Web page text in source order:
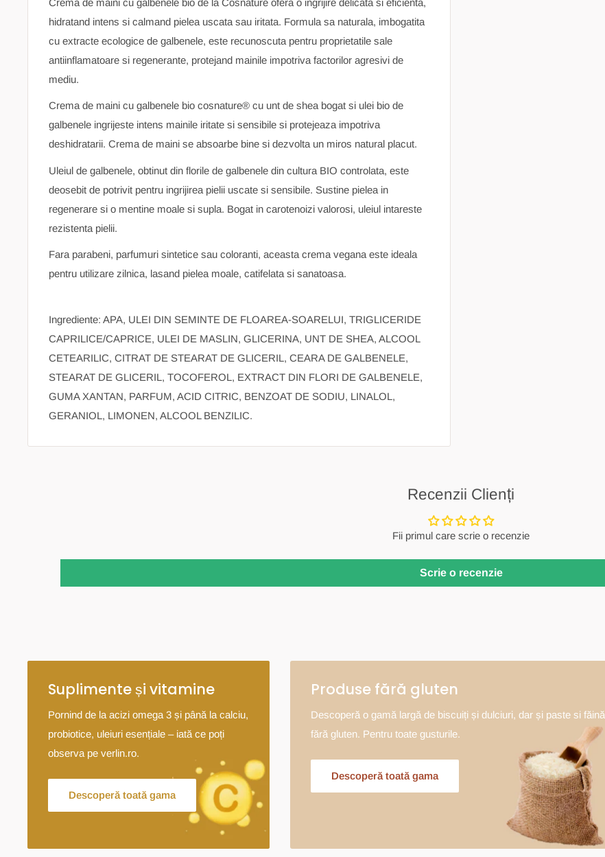
Crema de maini cu galbenele bio de la Cosnature ofera o ingrijire delicata si eficienta,
hidratand intens si calmand pielea uscata sau iritata. Formula sa naturala, imbogatita
cu extracte ecologice de galbenele, este recunoscuta pentru proprietatile sale
antiinflamatoare si regenerante, protejand mainile impotriva factorilor agresivi de
mediu.
Crema de maini cu galbenele bio cosnature® cu unt de shea bogat si ulei bio de
galbenele ingrijeste intens mainile iritate si sensibile si protejeaza impotriva
deshidratarii. Crema de maini se absoarbe bine si dezvolta un miros natural placut.
Uleiul de galbenele, obtinut din florile de galbenele din cultura BIO controlata, este
deosebit de potrivit pentru ingrijirea pielii uscate si sensibile. Sustine pielea in
regenerare si o mentine moale si supla. Bogat in carotenoizi valorosi, uleiul intareste
rezistenta pielii.
Fara parabeni, parfumuri sintetice sau coloranti, aceasta crema vegana este ideala
pentru utilizare zilnica, lasand pielea moale, catifelata si sanatoasa.
Ingrediente: APA, ULEI DIN SEMINTE DE FLOAREA-SOARELUI, TRIGLICERIDE
CAPRILICE/CAPRICE, ULEI DE MASLIN, GLICERINA, UNT DE SHEA, ALCOOL
CETEARILIC, CITRAT DE STEARAT DE GLICERIL, CEARA DE GALBENELE,
STEARAT DE GLICERIL, TOCOFEROL, EXTRACT DIN FLORI DE GALBENELE,
GUMA XANTAN, PARFUM, ACID CITRIC, BENZOAT DE SODIU, LINALOL,
GERANIOL, LIMONEN, ALCOOL BENZILIC.
Recenzii Clienți
Fii primul care scrie o recenzie
Scrie o recenzie
Suplimente și vitamine
Pornind de la acizi omega 3 și până la calciu,
probiotice, uleiuri esențiale – iată ce poți
observa pe verlin.ro.
Descoperă toată gama
Produse fără gluten
Descoperă o gamă largă de biscuiți și dulciuri, dar și paste si făină
fără gluten. Pentru toate gusturile.
Descoperă toată gama